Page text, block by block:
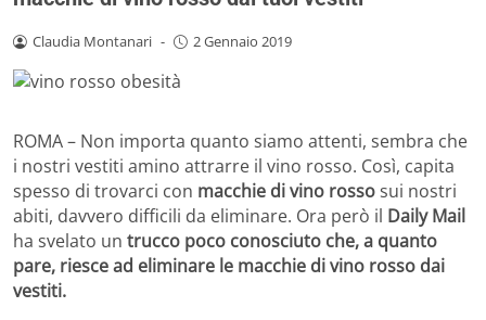
Claudia Montanari - 2 Gennaio 2019
ROMA – Non importa quanto siamo attenti, sembra che
i nostri vestiti amino attrarre il vino rosso. Così, capita
spesso di trovarci con macchie di vino rossosui nostri
abiti, davvero difficili da eliminare. Ora però il Daily Mail
ha svelato un trucco poco conosciuto che, a quanto
pare, riesce ad eliminare le macchie di vino rosso dai
vestiti.